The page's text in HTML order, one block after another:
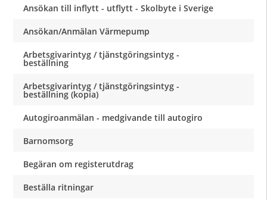
Ansökan till inflytt - utflytt - Skolbyte i Sverige
Ansökan/Anmälan Värmepump
Arbetsgivarintyg / tjänstgöringsintyg -
beställning
Arbetsgivarintyg / tjänstgöringsintyg -
beställning (kopia)
Autogiroanmälan - medgivande till autogiro
Barnomsorg
Begäran om registerutdrag
Beställa ritningar